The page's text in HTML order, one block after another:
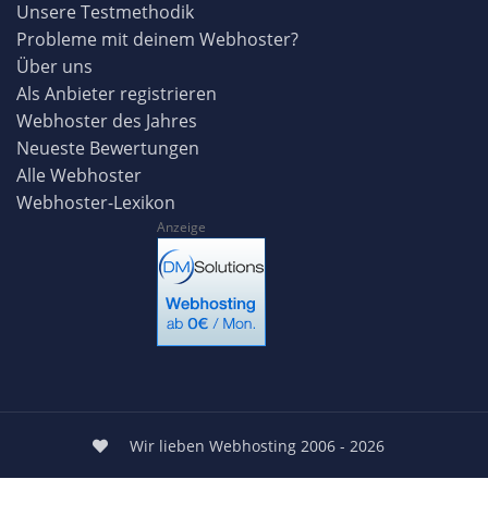
Unsere Testmethodik
Probleme mit deinem Webhoster?
Über uns
Als Anbieter registrieren
Webhoster des Jahres
Neueste Bewertungen
Alle Webhoster
Webhoster-Lexikon
Anzeige
Wir lieben Webhosting 2006 - 2026